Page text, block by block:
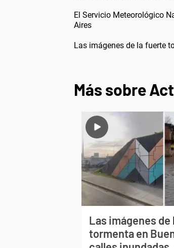
El Servicio Meteorológico
Aires
Las imágenes de la fuerte
Más sobre
Las imágenes
tormenta en